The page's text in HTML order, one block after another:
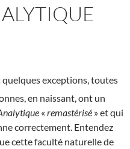
quelques exceptions, toutes
en naissant, ont un
« remastérisé » et qui
correctement. Entendez
cette faculté naturelle de